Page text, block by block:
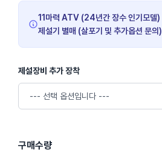
11마력 ATV (24년간 장수 인기모델)
제설기 별매 (살포기 및 추가옵션 문의)
제설장비 추가 장착
구매수량